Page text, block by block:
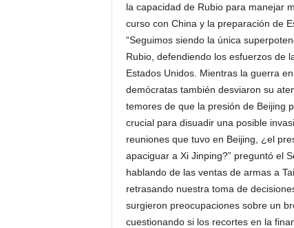
la capacidad de Rubio para manejar
curso con China y la preparación de
“Seguimos siendo la única
Rubio, defendiendo los esfuerzos de
Estados Unidos. Mientras la guerra
demócratas también desviaron su
temores de que la presión de Beijing
crucial para disuadir una posible
reuniones que tuvo en Beijing, ¿el
apaciguar a Xi Jinping?” preguntó el
hablando de las ventas de armas a
retrasando nuestra toma de
surgieron preocupaciones sobre un
cuestionando si los recortes en la